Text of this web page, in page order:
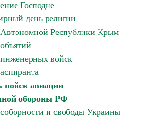
Господне
день религии
Автономной Республики Крым
войск
войск авиации
обороны РФ
и свободы Украины